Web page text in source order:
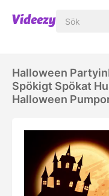
Halloween
Spökigt Spökat
Halloween